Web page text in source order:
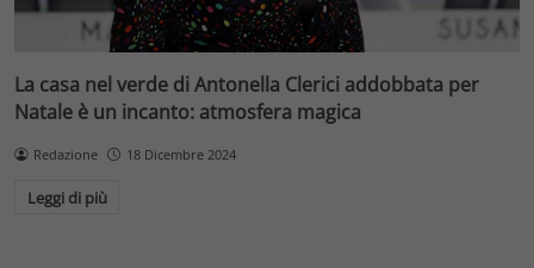
La casa nel verde di Antonella Clerici addobbata per
Natale è un incanto: atmosfera magica
Redazione 18 Dicembre 2024
Leggi di più